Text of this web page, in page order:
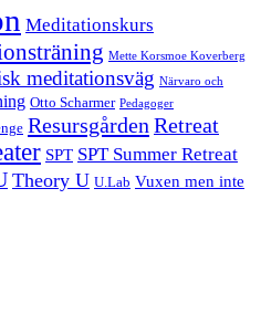
Meditationskurs
Mette Korsmoe Koverberg
meditationsväg Närvaro och
Otto Scharmer Pedagoger
Resursgården Retreat
SPT SPT Summer Retreat
Theory U U.Lab Vuxen men inte